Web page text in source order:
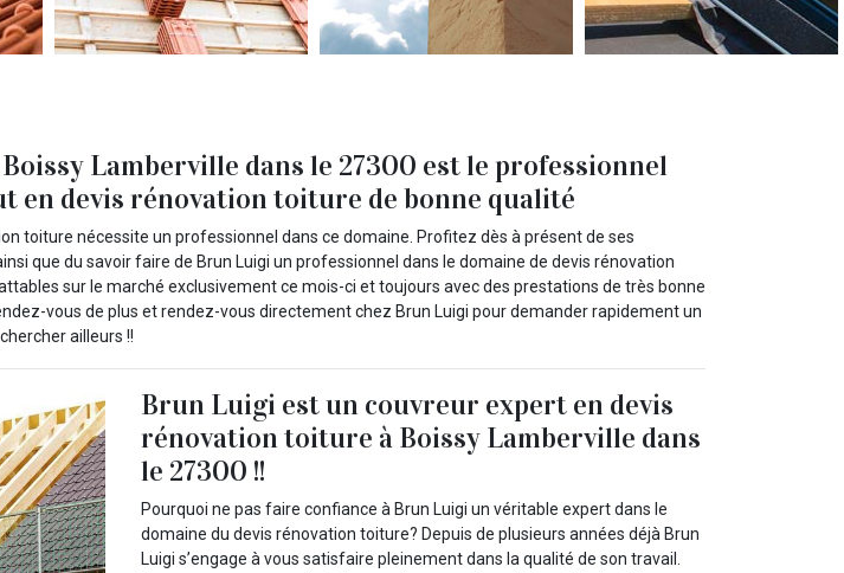
Lamberville dans le 27300 est le professionnel
en devis rénovation toiture de bonne qualité
toiture nécessite un professionnel dans ce domaine. Profitez dès à présent de ses
que du savoir faire de Brun Luigi un professionnel dans le domaine de devis rénovation
sur le marché exclusivement ce mois-ci et toujours avec des prestations de très bonne
vous de plus et rendez-vous directement chez Brun Luigi pour demander rapidement un
ailleurs !!
Brun Luigi est un couvreur expert en devis
rénovation toiture à Boissy Lamberville dans
le 27300 !!
Pourquoi ne pas faire confiance à Brun Luigi un véritable expert dans le
domaine du devis rénovation toiture? Depuis de plusieurs années déjà Brun
Luigi s’engage à vous satisfaire pleinement dans la qualité de son travail.